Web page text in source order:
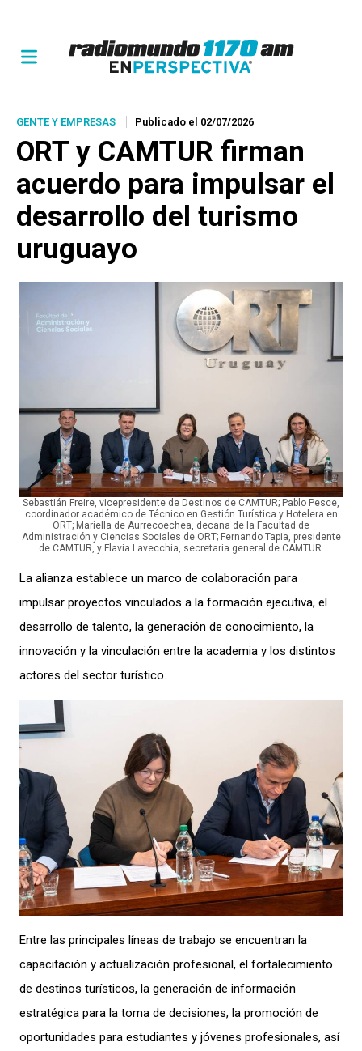
GENTE Y EMPRESAS Publicado el 02/07/2026
ORT y CAMTUR firman
acuerdo para impulsar el
desarrollo del turismo
uruguayo
Sebastián Freire, vicepresidente de Destinos de CAMTUR; Pablo Pesce,
coordinador académico de Técnico en Gestión Turística y Hotelera en
ORT; Mariella de Aurrecoechea, decana de la Facultad de
Administración y Ciencias Sociales de ORT; Fernando Tapia, presidente
de CAMTUR, y Flavia Lavecchia, secretaria general de CAMTUR.
La alianza establece un marco de colaboración para
impulsar proyectos vinculados a la formación ejecutiva, el
desarrollo de talento, la generación de conocimiento, la
innovación y la vinculación entre la academia y los distintos
actores del sector turístico.
Entre las principales líneas de trabajo se encuentran la
capacitación y actualización profesional, el fortalecimiento
de destinos turísticos, la generación de información
estratégica para la toma de decisiones, la promoción de
oportunidades para estudiantes y jóvenes profesionales, así